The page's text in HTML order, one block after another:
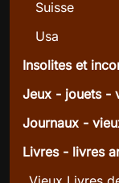
Suisse
Usa
Insolites et
Jeux - jouets -
Journaux -
Livres - livres